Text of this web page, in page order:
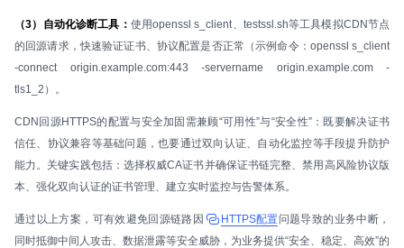
（3）自动化诊断工具： 使用openssl s_client、testssl.sh等工具模拟CDN节点
的回源请求，快速验证证书、协议配置是否正常（示例命令：openssl s_client
-connect origin.example.com:443 -servername origin.example.com -
tls1_2）。
CDN回源HTTPS的配置与安全加固需兼顾“可用性”与“安全性”：既要解决证书
信任、协议兼容等基础问题，也要通过双向认证、自动化监控等手段提升防护
能力。关键实践包括：选择权威CA证书并确保证书链完整、禁用高风险协议版
本、强化双向认证的证书管理、建立实时监控与告警体系。
通过以上方案，可有效避免回源链路因 HTTPS配置问题导致的业务中断，
同时抵御中间人攻击、数据泄露等安全威胁，为业务提供“安全、稳定、高效”的